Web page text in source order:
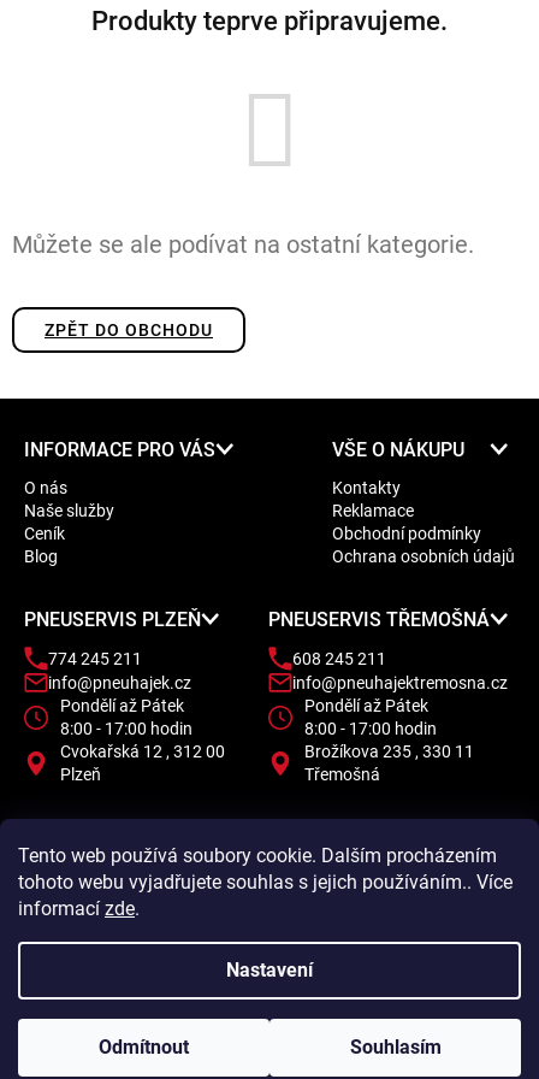
Tento web používá soubory cookie. Dalším procházením
tohoto webu vyjadřujete souhlas s jejich používáním.. Více
informací zde.
Nastavení
Odmítnout Souhlasím
Produkty teprve připravujeme.
Můžete se ale podívat na ostatní kategorie.
ZPĚT DO OBCHODU
INFORMACE PRO VÁS
O nás
Naše služby
Ceník
Blog
VŠE O NÁKUPU
Kontakty
Reklamace
Obchodní podmínky
Ochrana osobních údajů
PNEUSERVIS PLZEŇ
774 245 211
info@pneuhajek.cz
Pondělí až Pátek
8:00 - 17:00 hodin
Cvokařská 12 , 312 00
Plzeň
PNEUSERVIS TŘEMOŠNÁ
608 245 211
info@pneuhajektremosna.cz
Pondělí až Pátek
8:00 - 17:00 hodin
Brožíkova 235 , 330 11
Třemošná